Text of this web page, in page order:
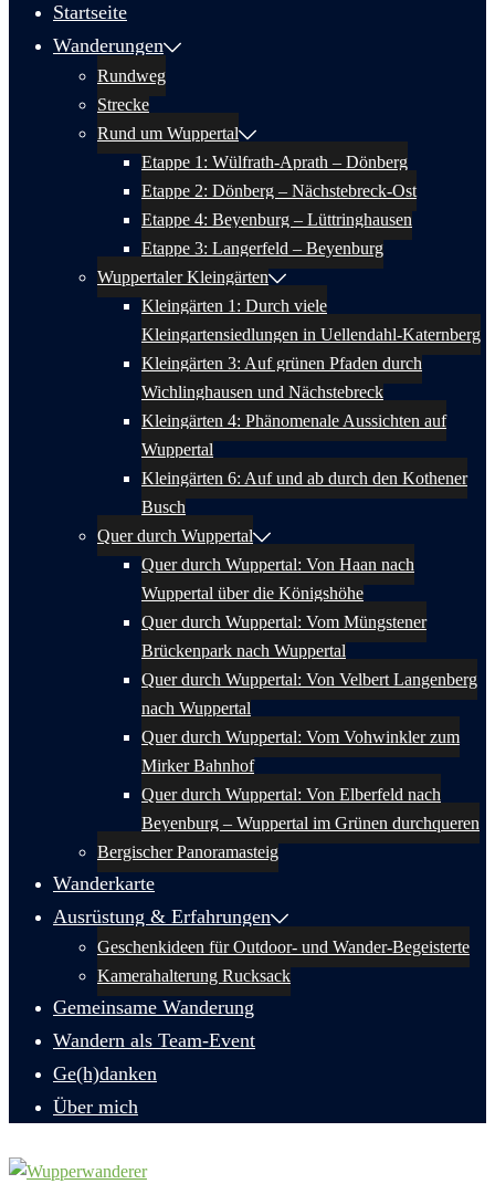
Startseite
Wanderungen
Rundweg
Strecke
Rund um Wuppertal
Etappe 1: Wülfrath-Aprath – Dönberg
Etappe 2: Dönberg – Nächstebreck-Ost
Etappe 4: Beyenburg – Lüttringhausen
Etappe 3: Langerfeld – Beyenburg
Wuppertaler Kleingärten
Kleingärten 1: Durch viele
Kleingartensiedlungen in Uellendahl-Katernberg
Kleingärten 3: Auf grünen Pfaden durch
Wichlinghausen und Nächstebreck
Kleingärten 4: Phänomenale Aussichten auf
Wuppertal
Kleingärten 6: Auf und ab durch den Kothener
Busch
Quer durch Wuppertal
Quer durch Wuppertal: Von Haan nach
Wuppertal über die Königshöhe
Quer durch Wuppertal: Vom Müngstener
Brückenpark nach Wuppertal
Quer durch Wuppertal: Von Velbert Langenberg
nach Wuppertal
Quer durch Wuppertal: Vom Vohwinkler zum
Mirker Bahnhof
Quer durch Wuppertal: Von Elberfeld nach
Beyenburg – Wuppertal im Grünen durchqueren
Bergischer Panoramasteig
Wanderkarte
Ausrüstung & Erfahrungen
Geschenkideen für Outdoor- und Wander-Begeisterte
Kamerahalterung Rucksack
Gemeinsame Wanderung
Wandern als Team-Event
Ge(h)danken
Über mich